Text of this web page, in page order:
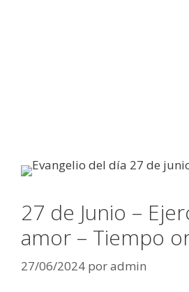
27 de Junio –
amor – Tiempo
27/06/2024 poradmin